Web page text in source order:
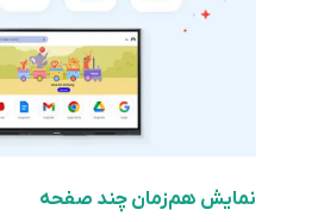
نمایش هم‌زمان چند صفحه